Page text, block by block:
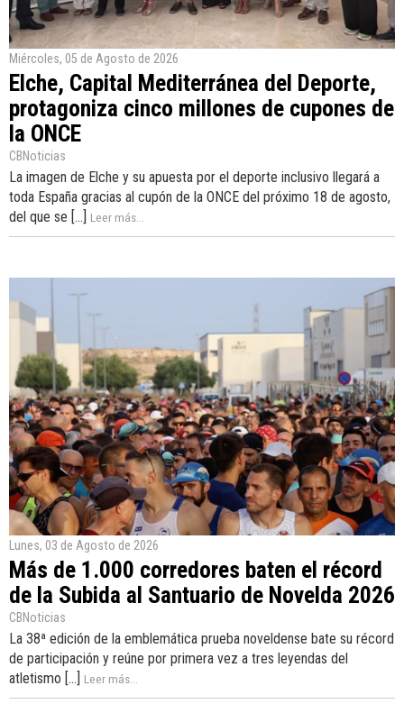
Miércoles, 05 de Agosto de 2026
Elche, Capital Mediterránea del Deporte,
protagoniza cinco millones de cupones de
la ONCE
CBNoticias
La imagen de Elche y su apuesta por el deporte inclusivo llegará a
toda España gracias al cupón de la ONCE del próximo 18 de agosto,
del que se [...]
Leer más...
Lunes, 03 de Agosto de 2026
Más de 1.000 corredores baten el récord
de la Subida al Santuario de Novelda 2026
CBNoticias
La 38ª edición de la emblemática prueba noveldense bate su récord
de participación y reúne por primera vez a tres leyendas del
atletismo [...] Leer más...